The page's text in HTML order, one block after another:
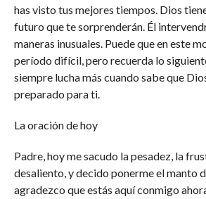
has visto tus mejores tiempos. Dios
futuro que te sorprenderán. Él
maneras inusuales. Puede que en este
período difícil, pero recuerda lo
siempre lucha más cuando sabe que
preparado para ti.
La oración de hoy
Padre, hoy me sacudo la pesadez, la
desaliento, y decido ponerme el manto
agradezco que estás aquí conmigo